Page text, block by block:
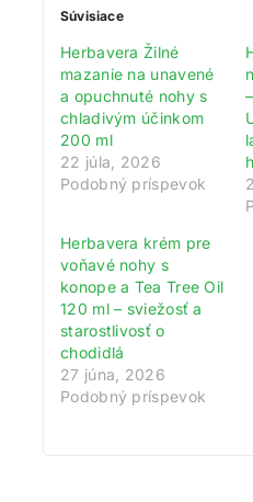
Súvisiace
Herbavera Žilné
mazanie na unavené
a opuchnuté nohy s
chladivým účinkom
200 ml
22 júla, 2026
Podobný príspevok
Herbavera krém pre
voňavé nohy s
konope a Tea Tree Oil
120 ml – sviežosť a
starostlivosť o
chodidlá
27 júna, 2026
Podobný príspevok
Získajte 200
zbierajte
Zaregistrujte sa ešte dnes
bonus 200 bodov. Navyše
Viac toto